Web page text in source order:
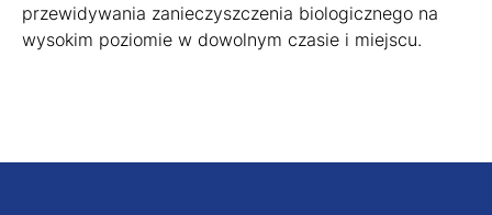
przewidywania zanieczyszczenia biologicznego na
wysokim poziomie w dowolnym czasie i miejscu.